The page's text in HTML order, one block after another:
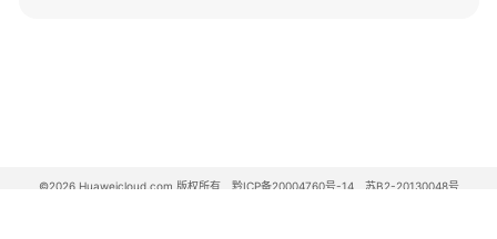
（普
©2026 Huaweicloud.com 版权所有 黔ICP备20004760号-14
苏B2-20130048号